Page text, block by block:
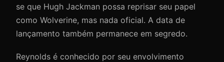
se que Hugh Jackman possa reprisar seu papel
como Wolverine, mas nada oficial. A data de
lançamento também permanece em segredo.
Reynolds é conhecido por seu envolvimento